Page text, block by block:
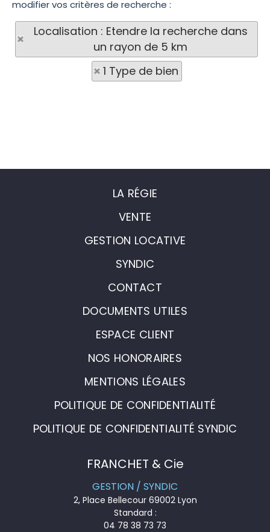
modifier vos critères de recherche :
Localisation : Etendre la recherche dans
un rayon de 5 km
1 Type de bien
LA RÉGIE
VENTE
GESTION LOCATIVE
SYNDIC
CONTACT
DOCUMENTS UTILES
ESPACE CLIENT
NOS HONORAIRES
MENTIONS LÉGALES
POLITIQUE DE CONFIDENTIALITÉ
POLITIQUE DE CONFIDENTIALITÉ SYNDIC
FRANCHET & Cie
GESTION / SYNDIC
2, Place Bellecour 69002 Lyon
Standard :
04 78 38 73 73